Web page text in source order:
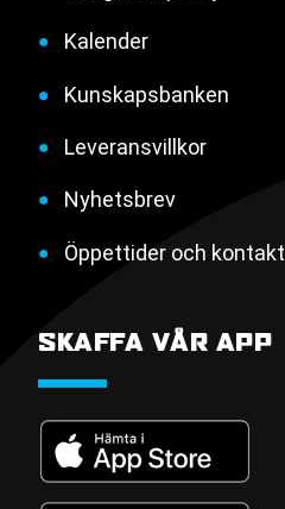
Kalender
Kunskapsbanken
Leveransvillkor
Nyhetsbrev
Öppettider och kontakt
SKAFFA VÅR APP